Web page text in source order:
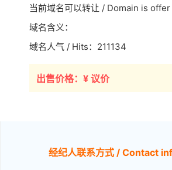
当前域名可以转让 / Domain is
域名含义：
域名人气 / Hits：211134
出售价格：¥ 议价
经纪人联系方式 / Contact